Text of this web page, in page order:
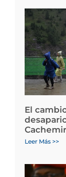
El
Leer Más >>